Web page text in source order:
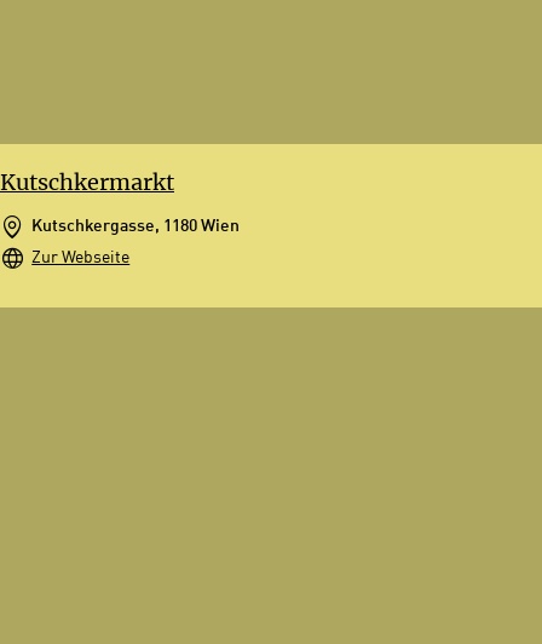
Kutschkermarkt
Kutschkergasse, 1180 Wien
Zur Webseite